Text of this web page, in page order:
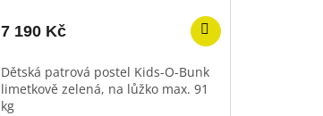
7 190 Kč
Dětská patrová postel Kids-O-Bunk
limetkově zelená, na lůžko max. 91
kg